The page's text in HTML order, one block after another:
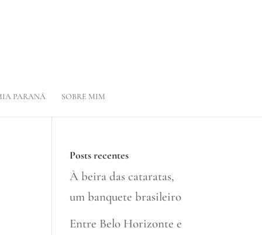
PARANÁ SOBRE MIM
Posts recentes
À beira das cataratas,
um banquete brasileiro
Entre Belo Horizonte e